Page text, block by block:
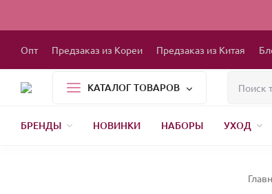
Опт Предзаказ из Кореи Предзаказ из Китая
КАТАЛОГ ТОВАРОВ
БРЕНДЫ НОВИНКИ НАБОРЫ УХОД